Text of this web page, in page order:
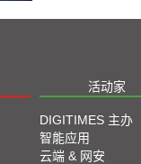
活动家
DIGITIMES 主办
智能应用
云端 & 网安